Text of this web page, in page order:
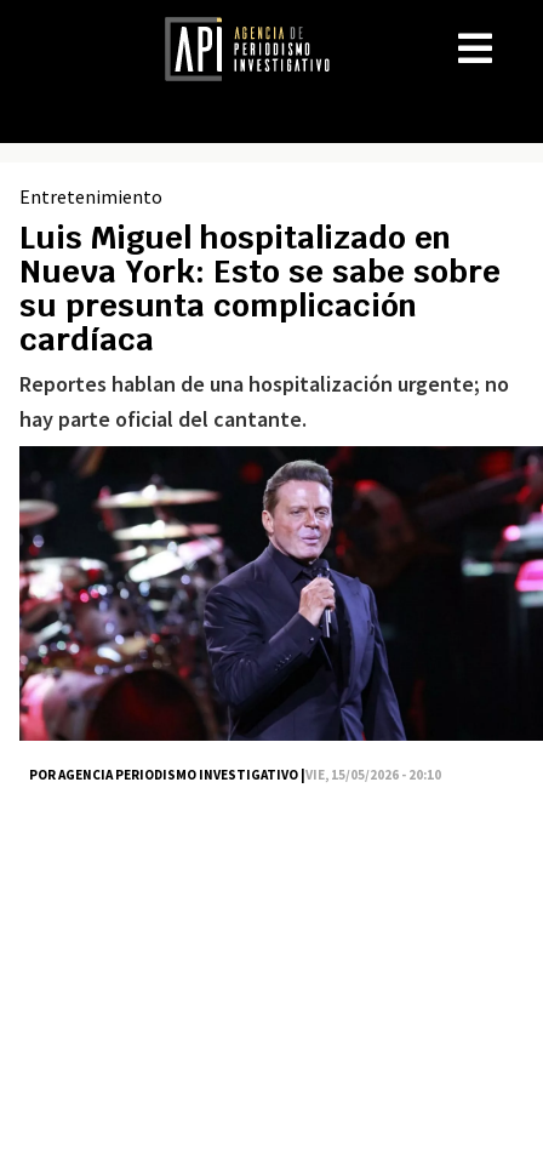
Entretenimiento
Luis Miguel hospitalizado en
Nueva York: Esto se sabe sobre
su presunta complicación
cardíaca
Reportes hablan de una hospitalización urgente; no
hay parte oficial del cantante.
POR AGENCIA PERIODISMO INVESTIGATIVO |VIE, 15/05/2026 - 20:10